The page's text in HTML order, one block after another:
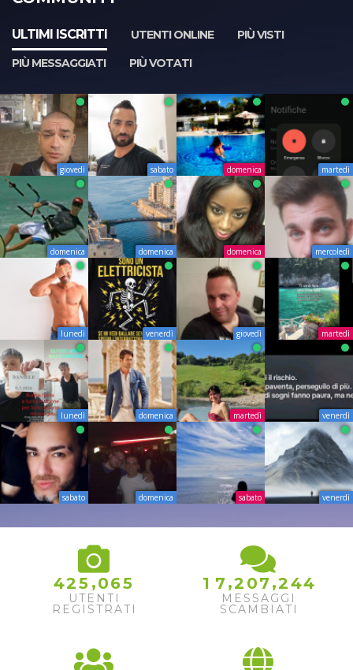
ULTIMI ISCRITTI UTENTI ONLINE
PIÙ VISTI
PIÙ MESSAGGIATI
PIÙ VOTATI
giovedì sabato domenica martedì
domenica domenica domenica mercoledì
lunedì venerdì giovedì martedì
lunedì domenica martedì venerdì
sabato domenica sabato venerdì
425 ,065
UTENTI
REGISTRATI
1 7 ,2 07 ,244
MESSAGGI
SCAMBIATI